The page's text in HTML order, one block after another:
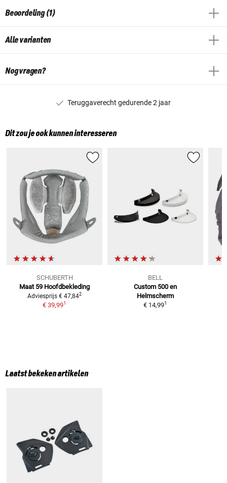
Beoordeling (1)
Alle varianten
Nog vragen?
Teruggaverecht gedurende 2 jaar
Dit zou je ook kunnen interesseren
SCHUBERTH
Maat 59 Hoofdbekleding
Adviesprijs € 47,842
€ 39,991
BELL
Custom 500 en
Helmscherm
€ 14,991
Laatst bekeken artikelen